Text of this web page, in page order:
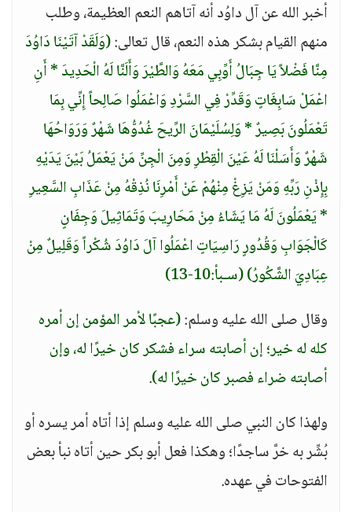
أخبر الله عن آل داوُد أنه آتاهم النعم العظيمة، وطلب
منهم القيام بشكر هذه النعم، قال تعالى:(وَلَقَدْ آتَيْنَا دَاوُدَ
مِنَّا فَضْلاً يَا جِبَالُ أَوِّبِي مَعَهُ وَالطَّيْرَ وَأَلَنَّا لَهُ الْحَدِيدَ * أَنِ
اعْمَلْ سَابِغَاتٍ وَقَدِّرْ فِي السَّرْدِ وَاعْمَلُوا صَالِحاً إِنِّي بِمَا
تَعْمَلُونَ بَصِيرٌ * وَلِسُلَيْمَانَ الرِّيحَ غُدُوُّهَا شَهْرٌ وَرَوَاحُهَا
شَهْرٌ وَأَسَلْنَا لَهُ عَيْنَ الْقِطْرِ وَمِنَ الْجِنِّ مَنْ يَعْمَلُ بَيْنَ يَدَيْهِ
بِإِذْنِ رَبِّهِ وَمَنْ يَزِغْ مِنْهُمْ عَنْ أَمْرِنَا نُذِقْهُ مِنْ عَذَابِ السَّعِيرِ
* يَعْمَلُونَ لَهُ مَا يَشَاءُ مِنْ مَحَارِيبَ وَتَمَاثِيلَ وَجِفَانٍ
كَالْجَوَابِ وَقُدُورٍ رَاسِيَاتٍ اعْمَلُوا آلَ دَاوُدَ شُكْراً وَقَلِيلٌ مِنْ
عِبَادِيَ الشَّكُورُ)(سـبأ:10-13)
وقال صلى الله عليه وسلم:(عجبًا لأمر المؤمن إن أمره
كله له خير؛ إن أصابته سراء فشكر كان خيرًا له، وإن
أصابته ضراء فصبر كان خيرًا له).
ولهذا كان النبي صلى الله عليه وسلم إذا أتاه أمر يسره أو
بُشِّر به خرَّ ساجدًا؛ وهكذا فعل أبو بكر حين أتاه نبأ بعض
الفتوحات في عهده.